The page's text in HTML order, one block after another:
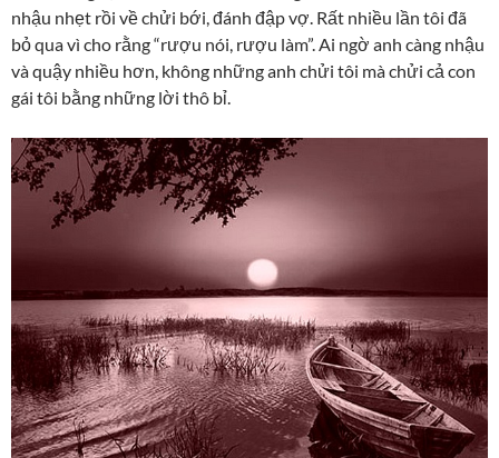
nhậu nhẹt rồi về chửi bới, đánh đập vợ. Rất nhiều lần tôi đã
bỏ qua vì cho rằng “rượu nói, rượu làm”. Ai ngờ anh càng nhậu
và quậy nhiều hơn, không những anh chửi tôi mà chửi cả con
gái tôi bằng những lời thô bỉ.